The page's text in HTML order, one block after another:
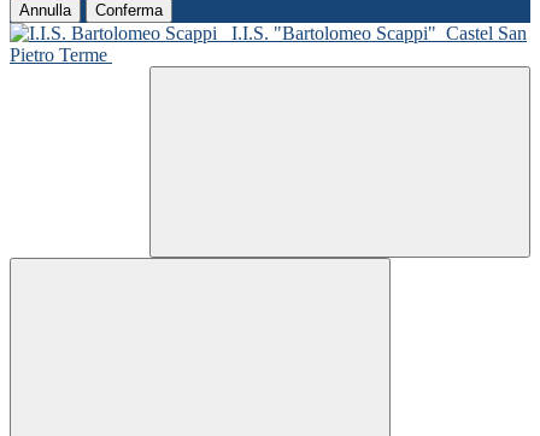
Annulla Conferma
I.I.S. "Bartolomeo Scappi" Castel San
Pietro Terme